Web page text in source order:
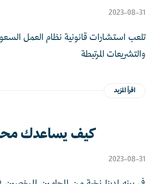
2023-08-31
تلعب استشارات قانونية نظام العمل
والتشريعات المرتبطة
اقرأ المزيد
كيف يساعدك
2023-08-31